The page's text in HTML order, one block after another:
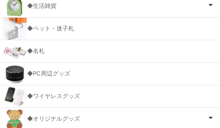
◆生活雑貨
◆ペット・迷子札
◆名札
◆PC周辺グッズ
◆ワイヤレスグッズ
◆オリジナルグッズ